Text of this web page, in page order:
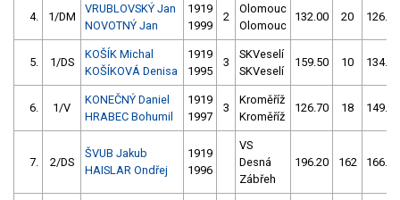
4. 1/DM
VRUBLOVSKÝ Jan
NOVOTNÝ Jan
1919
1999
2
Olomouc
Olomouc
132.00 20 126.20
5. 1/DS
KOŠÍK Michal
KOŠÍKOVÁ Denisa
1919
1995
3
SKVeselí
SKVeselí
159.50 10 134.80
6. 1/V
KONEČNÝ Daniel
HRABEC Bohumil
1919
1997
3
Kroměříž
Kroměříž
126.70 18 149.00
7. 2/DS
ŠVUB Jakub
HAISLAR Ondřej
1919
1996
VS
Desná
Zábřeh
196.20 162 166.80